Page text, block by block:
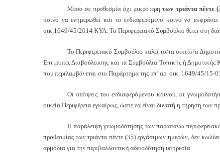
Μέσα σε προθεσμία όχι μικρότερητων τριάντα πέντε
κοινό να ενημερωθεί και το ενδιαφερόμενο κοινό να
οικ.1649/45/2014 ΚΥΑ. Το Περιφερειακό Συμβούλιο θέτει στη
Το Περιφερειακό Συμβούλιο καλεί το/τα οικείο/α
Επιτροπές Διαβούλευσης και τα Συμβούλια Τοπικής ή
που περιλαμβάνεται στο Παράρτημα της υπ’ αρ. οικ. 1649/45/
Οι απόψεις του ενδιαφερόμενου κοινού, οι
οικεία Περιφέρεια εγκαίρως, ώστε να είναι δυνατή η τήρηση των
Η παράλειψη γνωμοδότησης των παραπάνω
προθεσμίας των τριάντα πέντε (35) εργάσιμων ημερών, δεν
αρμόδια για την περιβαλλοντική αδειοδότηση υπηρεσία.